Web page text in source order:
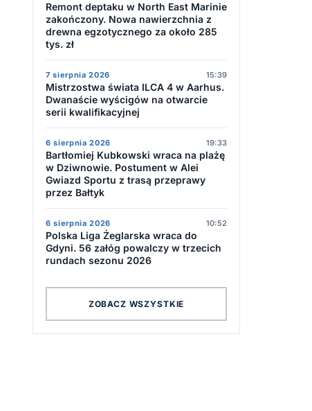
Remont deptaku w North East Marinie
zakończony. Nowa nawierzchnia z
drewna egzotycznego za około 285
tys. zł
7 sierpnia 2026 15:39
Mistrzostwa świata ILCA 4 w Aarhus.
Dwanaście wyścigów na otwarcie
serii kwalifikacyjnej
6 sierpnia 2026 19:33
Bartłomiej Kubkowski wraca na plażę
w Dziwnowie. Postument w Alei
Gwiazd Sportu z trasą przeprawy
przez Bałtyk
6 sierpnia 2026 10:52
Polska Liga Żeglarska wraca do
Gdyni. 56 załóg powalczy w trzecich
rundach sezonu 2026
ZOBACZ WSZYSTKIE